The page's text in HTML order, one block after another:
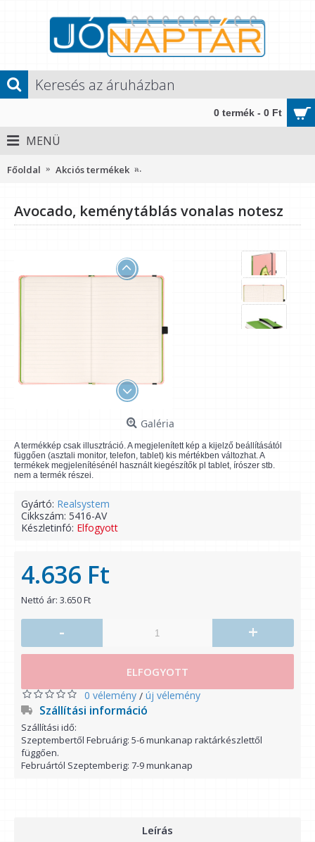
0 termék - 0 Ft
MENÜ
Főoldal Akciós termékek
Avocado, keménytáblás vonalas notesz
Galéria
A termékkép csak illusztráció. A megjelenített kép a kijelző beállításától
függően (asztali monitor, telefon, tablet) kis mértékben változhat. A
termékek megjelenítésénél használt kiegészítők pl tablet, írószer stb.
nem a termék részei.
Gyártó: Realsystem
Cikkszám: 5416-AV
Készletinfó: Elfogyott
4.636 Ft
Nettó ár: 3.650 Ft
- +
ELFOGYOTT
0 vélemény / új vélemény
Szállítási információ
Szállítási idő:
Szeptembertől Februárig: 5-6 munkanap raktárkészlettől
függően.
Februártól Szeptemberig: 7-9 munkanap
Leírás